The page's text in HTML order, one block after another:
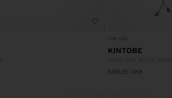
ONE SIZE
KINTOBE
Haze Half Moon Taske
699,95 DKK